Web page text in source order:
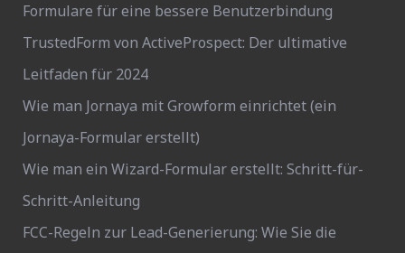
Formulare für eine bessere Benutzerbindung
TrustedForm von ActiveProspect: Der ultimative
Leitfaden für 2024
Wie man Jornaya mit Growform einrichtet (ein
Jornaya-Formular erstellt)
Wie man ein Wizard-Formular erstellt: Schritt-für-
Schritt-Anleitung
FCC-Regeln zur Lead-Generierung: Wie Sie die